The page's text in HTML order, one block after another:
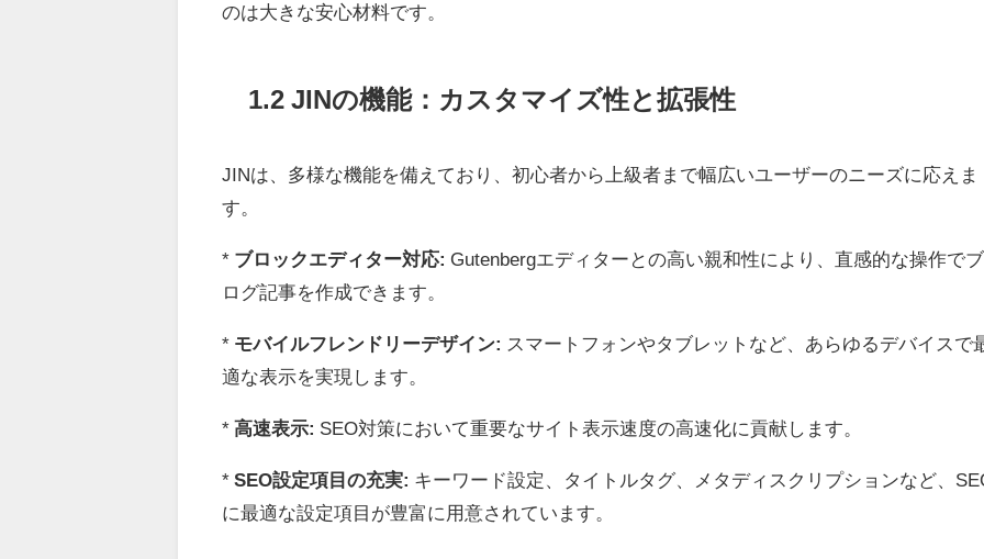
のは大きな安心材料です。
1.2 JINの機能：カスタマイズ性と拡張性
JINは、多様な機能を備えており、初心者から上級者まで幅広いユーザーのニーズに応えま
す。
* ブロックエディター対応: Gutenbergエディターとの高い親和性により、直感的な操作でブ
ログ記事を作成できます。
* モバイルフレンドリーデザイン: スマートフォンやタブレットなど、あらゆるデバイスで
適な表示を実現します。
*高速表示: SEO対策において重要なサイト表示速度の高速化に貢献します。
*SEO設定項目の充実: キーワード設定、タイトルタグ、メタディスクリプションなど、
に最適な設定項目が豊富に用意されています。